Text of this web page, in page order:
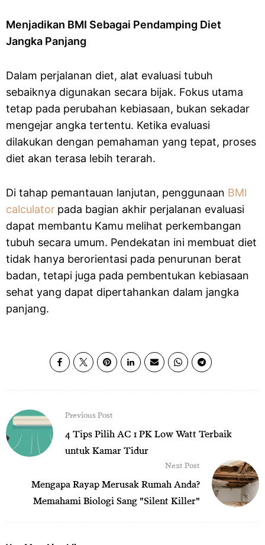
Menjadikan BMI Sebagai Pendamping Diet
Jangka Panjang
Dalam perjalanan diet, alat evaluasi tubuh
sebaiknya digunakan secara bijak. Fokus utama
tetap pada perubahan kebiasaan, bukan sekadar
mengejar angka tertentu. Ketika evaluasi
dilakukan dengan pemahaman yang tepat, proses
diet akan terasa lebih terarah.
Di tahap pemantauan lanjutan, penggunaan BMI
calculator pada bagian akhir perjalanan evaluasi
dapat membantu Kamu melihat perkembangan
tubuh secara umum. Pendekatan ini membuat diet
tidak hanya berorientasi pada penurunan berat
badan, tetapi juga pada pembentukan kebiasaan
sehat yang dapat dipertahankan dalam jangka
panjang.
Previous Post
4 Tips Pilih AC 1 PK Low Watt Terbaik
untuk Kamar Tidur
Next Post
Mengapa Rayap Merusak Rumah Anda?
Memahami Biologi Sang "Silent Killer"